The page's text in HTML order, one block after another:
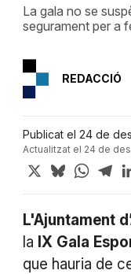
La gala no se
segurament per a
REDACCIÓ
Publicat el 24 de
Actualitzat el 24 de
X Bluesky
L'Ajuntament
la IX Gala
que hauria de